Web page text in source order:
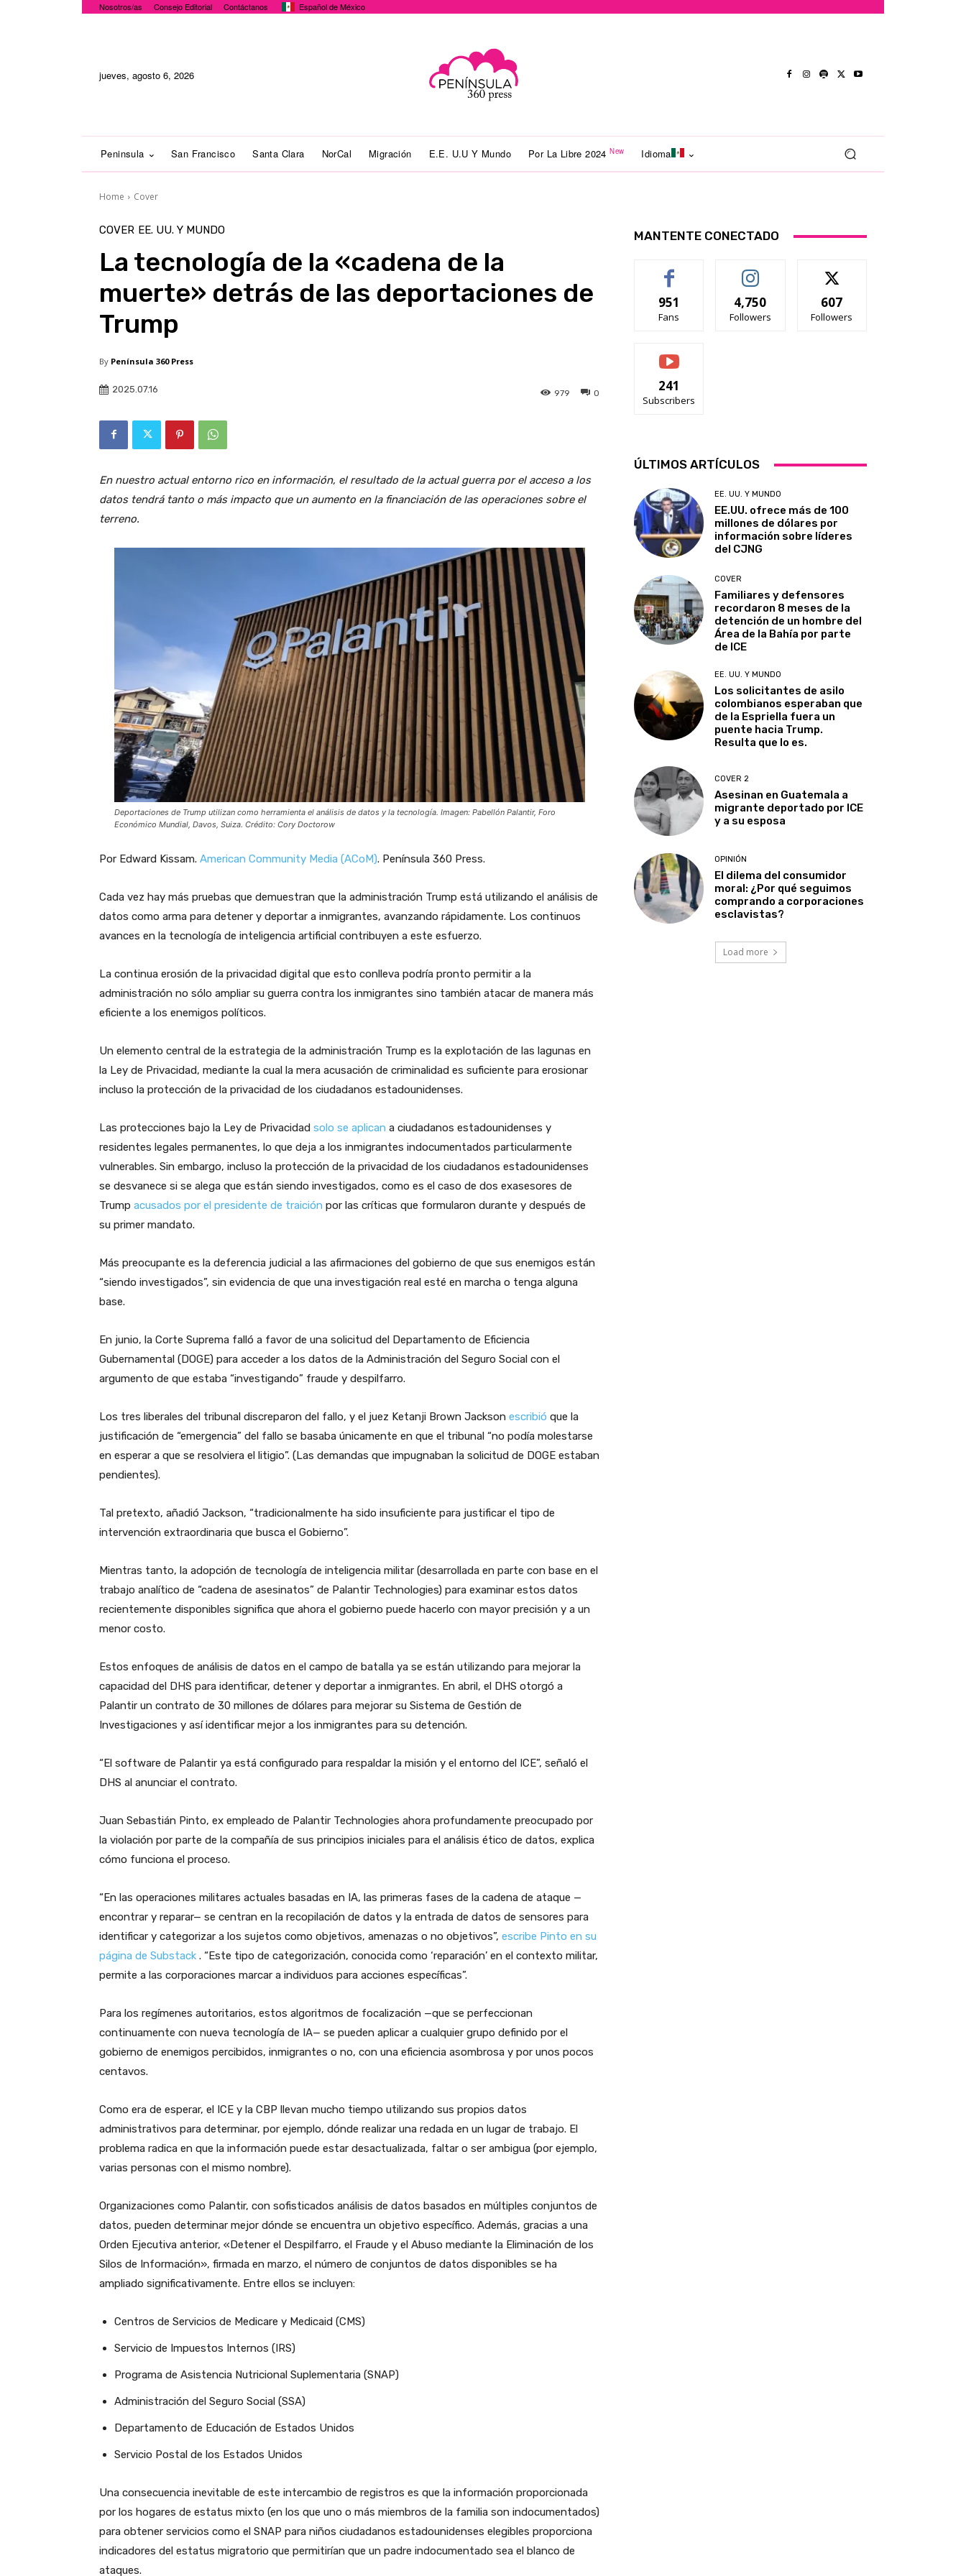
Nosotros/as Consejo Editorial Contáctanos Español de México
jueves, agosto 6, 2026
Peninsula San Francisco Santa Clara NorCal Migración E.E. U.U Y Mundo Por La Libre 2024New Idioma
Home Cover
COVER EE. UU. Y MUNDO
La tecnología de la «cadena de la
muerte» detrás de las deportaciones de
Trump
By Península 360 Press
2025.07.16 0
979
En nuestro actual entorno rico en información, el resultado de la actual guerra por el acceso a los
datos tendrá tanto o más impacto que un aumento en la financiación de las operaciones sobre el
terreno.
Deportaciones de Trump utilizan como herramienta el análisis de datos y la tecnología. Imagen:Pabellón Palantir, Foro
Económico Mundial, Davos, Suiza. Crédito: Cory Doctorow
Por Edward Kissam. American Community Media (ACoM). Península 360 Press.
Cada vez hay más pruebas que demuestran que la administración Trump está utilizando el análisis de
datos como arma para detener y deportar a inmigrantes, avanzando rápidamente. Los continuos
avances en la tecnología de inteligencia artificial contribuyen a este esfuerzo.
La continua erosión de la privacidad digital que esto conlleva podría pronto permitir a la
administración no sólo ampliar su guerra contra los inmigrantes sino también atacar de manera más
eficiente a los enemigos políticos.
Un elemento central de la estrategia de la administración Trump es la explotación de las lagunas en
la Ley de Privacidad, mediante la cual la mera acusación de criminalidad es suficiente para erosionar
incluso la protección de la privacidad de los ciudadanos estadounidenses.
Las protecciones bajo la Ley de Privacidad solo se aplican a ciudadanos estadounidenses y
residentes legales permanentes, lo que deja a los inmigrantes indocumentados particularmente
vulnerables. Sin embargo, incluso la protección de la privacidad de los ciudadanos estadounidenses
se desvanece si se alega que están siendo investigados, como es el caso de dos exasesores de
Trump acusados por el presidente de traición por las críticas que formularon durante y después de
su primer mandato.
Más preocupante es la deferencia judicial a las afirmaciones del gobierno de que sus enemigos están
“siendo investigados”, sin evidencia de que una investigación real esté en marcha o tenga alguna
base.
En junio, la Corte Suprema falló a favor de una solicitud del Departamento de Eficiencia
Gubernamental (DOGE) para acceder a los datos de la Administración del Seguro Social con el
argumento de que estaba “investigando” fraude y despilfarro.
Los tres liberales del tribunal discreparon del fallo, y el juez Ketanji Brown Jackson escribió que la
justificación de “emergencia” del fallo se basaba únicamente en que el tribunal “no podía molestarse
en esperar a que se resolviera el litigio”. (Las demandas que impugnaban la solicitud de DOGE estaban
pendientes).
Tal pretexto, añadió Jackson, “tradicionalmente ha sido insuficiente para justificar el tipo de
intervención extraordinaria que busca el Gobierno”.
Mientras tanto, la adopción de tecnología de inteligencia militar (desarrollada en parte con base en el
trabajo analítico de “cadena de asesinatos” de Palantir Technologies) para examinar estos datos
recientemente disponibles significa que ahora el gobierno puede hacerlo con mayor precisión y a un
menor costo.
Estos enfoques de análisis de datos en el campo de batalla ya se están utilizando para mejorar la
capacidad del DHS para identificar, detener y deportar a inmigrantes. En abril, el DHS otorgó a
Palantir un contrato de 30 millones de dólares para mejorar su Sistema de Gestión de
Investigaciones y así identificar mejor a los inmigrantes para su detención.
“El software de Palantir ya está configurado para respaldar la misión y el entorno del ICE”, señaló el
DHS al anunciar el contrato.
Juan Sebastián Pinto, ex empleado de Palantir Technologies ahora profundamente preocupado por
la violación por parte de la compañía de sus principios iniciales para el análisis ético de datos, explica
cómo funciona el proceso.
“En las operaciones militares actuales basadas en IA, las primeras fases de la cadena de ataque —
encontrar y reparar— se centran en la recopilación de datos y la entrada de datos de sensores para
identificar y categorizar a los sujetos como objetivos, amenazas o no objetivos”, escribe Pinto en su
página de Substack . “Este tipo de categorización, conocida como ‘reparación’ en el contexto militar,
permite a las corporaciones marcar a individuos para acciones específicas”.
Para los regímenes autoritarios, estos algoritmos de focalización —que se perfeccionan
continuamente con nueva tecnología de IA— se pueden aplicar a cualquier grupo definido por el
gobierno de enemigos percibidos, inmigrantes o no, con una eficiencia asombrosa y por unos pocos
centavos.
Como era de esperar, el ICE y la CBP llevan mucho tiempo utilizando sus propios datos
administrativos para determinar, por ejemplo, dónde realizar una redada en un lugar de trabajo. El
problema radica en que la información puede estar desactualizada, faltar o ser ambigua (por ejemplo,
varias personas con el mismo nombre).
Organizaciones como Palantir, con sofisticados análisis de datos basados en múltiples conjuntos de
datos, pueden determinar mejor dónde se encuentra un objetivo específico. Además, gracias a una
Orden Ejecutiva anterior, «Detener el Despilfarro, el Fraude y el Abuso mediante la Eliminación de los
Silos de Información», firmada en marzo, el número de conjuntos de datos disponibles se ha
ampliado significativamente. Entre ellos se incluyen:
Centros de Servicios de Medicare y Medicaid (CMS)
Servicio de Impuestos Internos (IRS)
Programa de Asistencia Nutricional Suplementaria (SNAP)
Administración del Seguro Social (SSA)
Departamento de Educación de Estados Unidos
Servicio Postal de los Estados Unidos
Una consecuencia inevitable de este intercambio de registros es que la información proporcionada
por los hogares de estatus mixto (en los que uno o más miembros de la familia son indocumentados)
para obtener servicios como el SNAP para niños ciudadanos estadounidenses elegibles proporciona
indicadores del estatus migratorio que permitirían que un padre indocumentado sea el blanco de
ataques.
MANTENTE CONECTADO
951
Fans
4,750
Followers
607
Followers
241
Subscribers
ÚLTIMOS ARTÍCULOS
EE. UU. Y MUNDO
EE.UU. ofrece más de 100
millones de dólares por
información sobre líderes
del CJNG
COVER
Familiares y defensores
recordaron 8 meses de la
detención de un hombre del
Área de la Bahía por parte
de ICE
EE. UU. Y MUNDO
Los solicitantes de asilo
colombianos esperaban que
de la Espriella fuera un
puente hacia Trump.
Resulta que lo es.
COVER 2
Asesinan en Guatemala a
migrante deportado por ICE
y a su esposa
OPINIÓN
El dilema del consumidor
moral: ¿Por qué seguimos
comprando a corporaciones
esclavistas?
Load more